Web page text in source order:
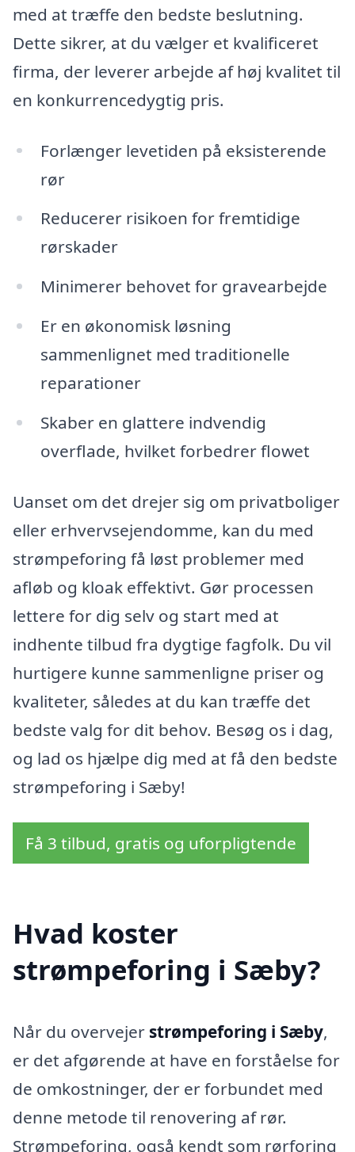
med at træffe den bedste beslutning.
Dette sikrer, at du vælger et kvalificeret
firma, der leverer arbejde af høj kvalitet til
en konkurrencedygtig pris.
Forlænger levetiden på eksisterende
rør
Reducerer risikoen for fremtidige
rørskader
Minimerer behovet for gravearbejde
Er en økonomisk løsning
sammenlignet med traditionelle
reparationer
Skaber en glattere indvendig
overflade, hvilket forbedrer flowet
Uanset om det drejer sig om privatboliger
eller erhvervsejendomme, kan du med
strømpeforing få løst problemer med
afløb og kloak effektivt. Gør processen
lettere for dig selv og start med at
indhente tilbud fra dygtige fagfolk. Du vil
hurtigere kunne sammenligne priser og
kvaliteter, således at du kan træffe det
bedste valg for dit behov. Besøg os i dag,
og lad os hjælpe dig med at få den bedste
strømpeforing i Sæby!
Få 3 tilbud, gratis og uforpligtende
Hvad koster
strømpeforing i Sæby?
Når du overvejer strømpeforing i Sæby,
er det afgørende at have en forståelse for
de omkostninger, der er forbundet med
denne metode til renovering af rør.
Strømpeforing, også kendt som rørforing